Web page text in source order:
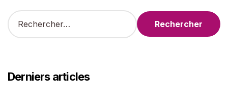
R
e
r
c
Derniers articles